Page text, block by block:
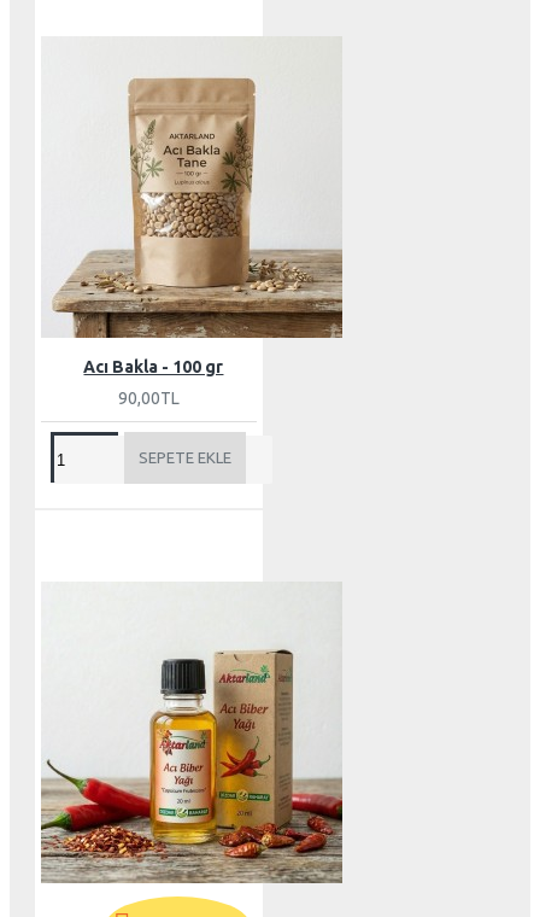
Acı Bakla - 100 gr
90,00TL
SEPETE EKLE